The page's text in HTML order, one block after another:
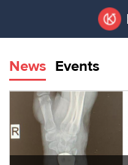
VACANT AREAS
TECHNOPARK
AREAS
ТЕХНОПАРК
News Events